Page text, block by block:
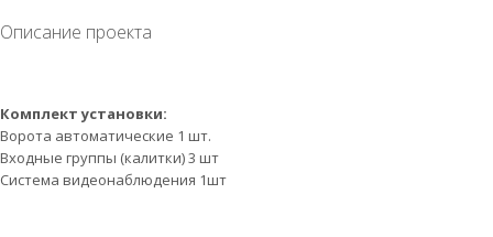
Описание проекта
Комплект установки:
Ворота автоматические 1 шт.
Входные группы (калитки) 3 шт
Система видеонаблюдения 1шт